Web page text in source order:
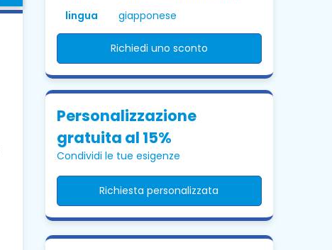
lingua
giapponese
Richiedi uno sconto
Personalizzazione
gratuita al 15%
Condividi le tue esigenze
Richiesta personalizzata